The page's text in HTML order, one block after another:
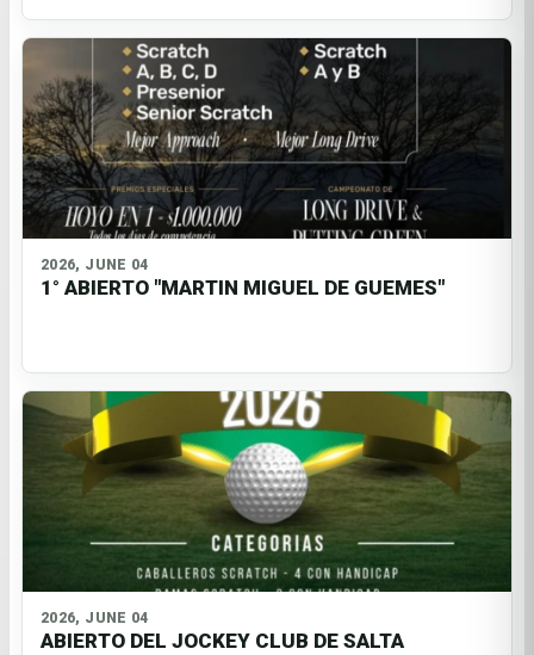
2026, JUNE 04
1° ABIERTO "MARTIN MIGUEL DE GUEMES"
2026, JUNE 04
ABIERTO DEL JOCKEY CLUB DE SALTA